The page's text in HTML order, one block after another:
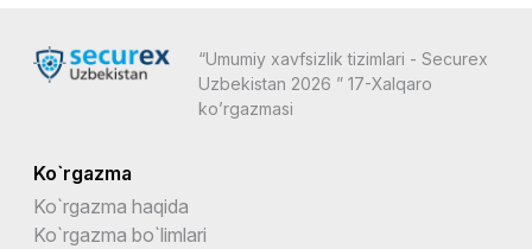
“Umumiy xavfsizlik tizimlari - Securex
Uzbekistan 2026 ” 17-Xalqaro
ko’rgazmasi
Ko`rgazma
Ko`rgazma haqida
Ko`rgazma bo`limlari